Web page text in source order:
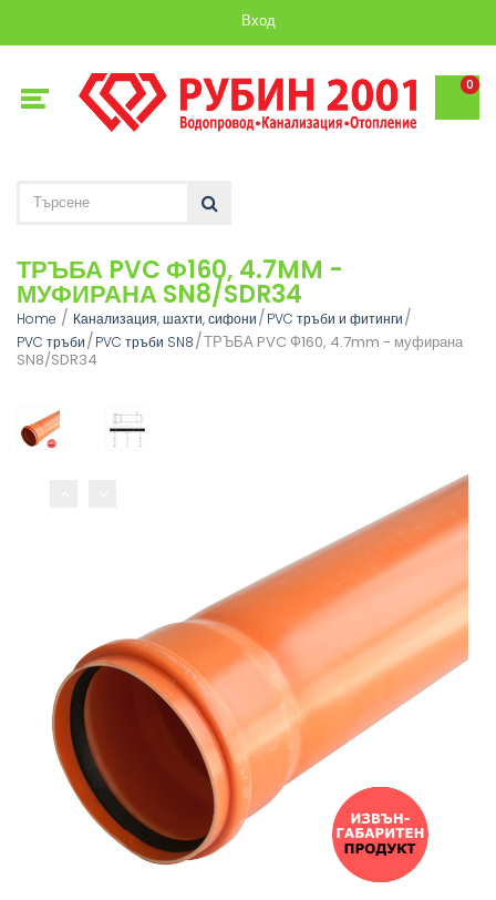
Вход
0
ТРЪБА PVC Ф160, 4.7MM -
МУФИРАНА SN8/SDR34
Home Канализация, шахти, сифони
PVC тръби и фитинги
PVC тръби
PVC тръби SN8 ТРЪБА PVC Ф160, 4.7mm - муфирана
SN8/SDR34